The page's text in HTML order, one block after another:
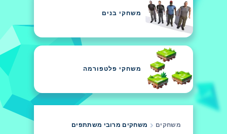
משחקי בנים
משחקי פלטפורמה
משחקים משחקים מרובי משתתפים